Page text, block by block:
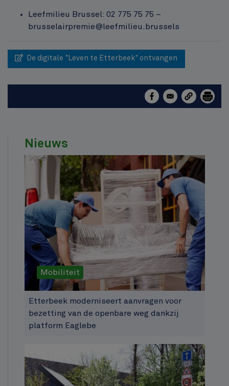
Leefmilieu Brussel: 02 775 75 75 –
brusselairpremie@leefmilieu.brussels
De digitale "Leven te Etterbeek" ontvangen
Nieuws
Mobiliteit
Etterbeek moderniseert aanvragen voor
bezetting van de openbare weg dankzij
platform Eaglebe